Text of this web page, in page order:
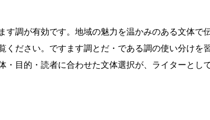
調が有効です。地域の魅力を温かみのある文体で
ください。ですます調とだ・である調の使い分けを
目的・読者に合わせた文体選択が、ライターとし